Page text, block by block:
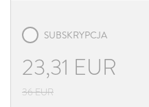
SUBSKRYPCJA
23,31 EUR
36EUR